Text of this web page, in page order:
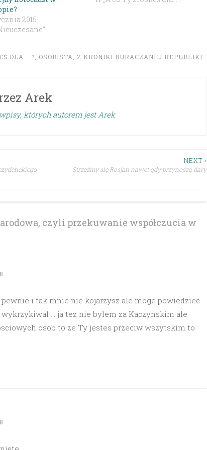
2015
DLA... ? OSOBISTA Z KRONIKI BURACZANEJ REPUBLIKI
Arek
których autorem jest Arek
NEXT ›
Strzeżmy się Rosjan nawet gdy przynoszą dary
czyli przekuwanie współczucia w
i tak mnie nie kojarzysz ale moge powiedziec
… ja tez nie bylem za Kaczynskim ale
osob to ze Ty jestes przeciw wszytskim to